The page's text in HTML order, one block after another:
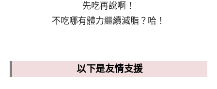
先吃再說啊！
不吃哪有體力繼續減脂？哈！
以下是友情支援